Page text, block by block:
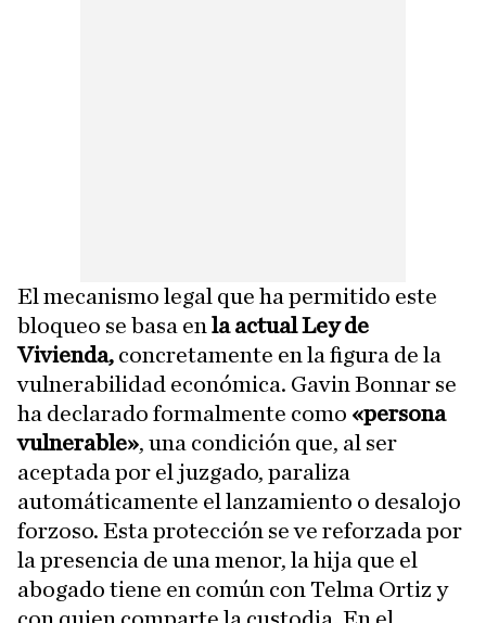
El mecanismo legal que ha permitido este
bloqueo se basa en la actual Ley de
Vivienda, concretamente en la figura de la
vulnerabilidad económica. Gavin Bonnar se
ha declarado formalmente como «persona
vulnerable», una condición que, al ser
aceptada por el juzgado, paraliza
automáticamente el lanzamiento o desalojo
forzoso. Esta protección se ve reforzada por
la presencia de una menor, la hija que el
abogado tiene en común con Telma Ortiz y